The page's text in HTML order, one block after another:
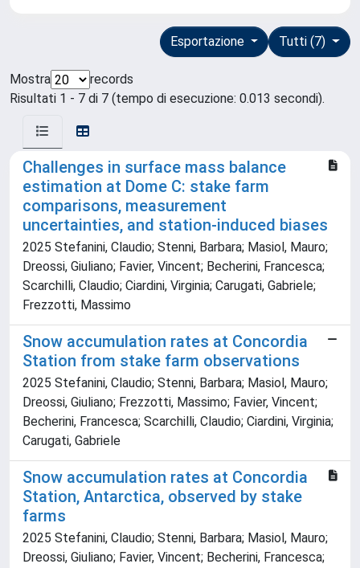
Tutti (7)
Esportazione
Mostra
records
Risultati 1 - 7 di 7 (tempo di esecuzione: 0.013 secondi).
Challenges in surface mass balance
estimation at Dome C: stake farm
comparisons, measurement
uncertainties, and station-induced biases
2025 Stefanini, Claudio; Stenni, Barbara; Masiol, Mauro;
Dreossi, Giuliano; Favier, Vincent; Becherini, Francesca;
Scarchilli, Claudio; Ciardini, Virginia; Carugati, Gabriele;
Frezzotti, Massimo
Snow accumulation rates at Concordia
Station from stake farm observations
2025 Stefanini, Claudio; Stenni, Barbara; Masiol, Mauro;
Dreossi, Giuliano; Frezzotti, Massimo; Favier, Vincent;
Becherini, Francesca; Scarchilli, Claudio; Ciardini, Virginia;
Carugati, Gabriele
Snow accumulation rates at Concordia
Station, Antarctica, observed by stake
farms
2025 Stefanini, Claudio; Stenni, Barbara; Masiol, Mauro;
Dreossi, Giuliano; Favier, Vincent; Becherini, Francesca;